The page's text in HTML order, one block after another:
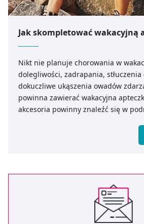
Jak skompletować wakacyjną
Nikt nie planuje chorowania w
dolegliwości, zadrapania, stłuczenia
dokuczliwe ukąszenia owadów
powinna zawierać wakacyjna
akcesoria powinny znaleźć się w
dzieci i dorosłych. Skompletuj